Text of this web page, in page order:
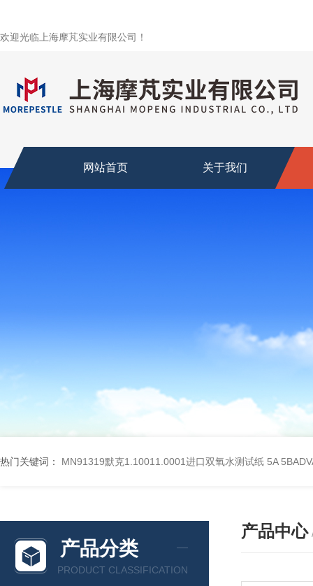
欢迎光临上海摩芃实业有限公司！
网站首页 关于我们
热门关键词： MN91319默克1.10011.0001进口双氧水测试纸 5A
产品分类
PRODUCT CLASSIFICATION
产品中心